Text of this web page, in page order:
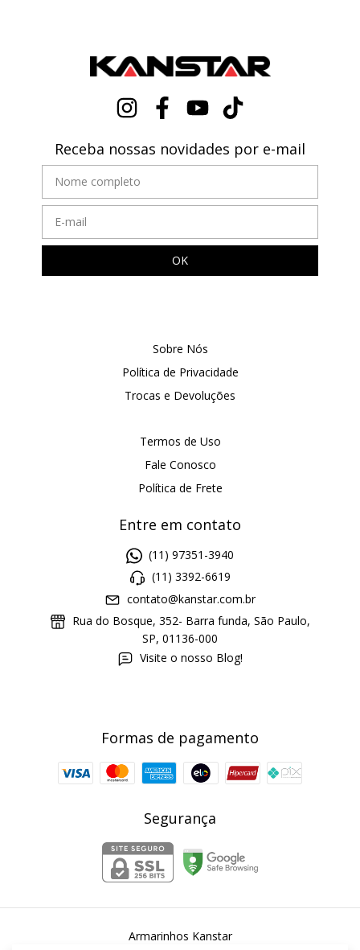
Receba nossas novidades por e-mail
Sobre Nós
Política de Privacidade
Trocas e Devoluções
Termos de Uso
Fale Conosco
Política de Frete
Entre em contato
(11) 97351-3940
(11) 3392-6619
contato@kanstar.com.br
Rua do Bosque, 352- Barra funda, São Paulo,
SP, 01136-000
Visite o nosso Blog!
Formas de pagamento
Segurança
Armarinhos Kanstar